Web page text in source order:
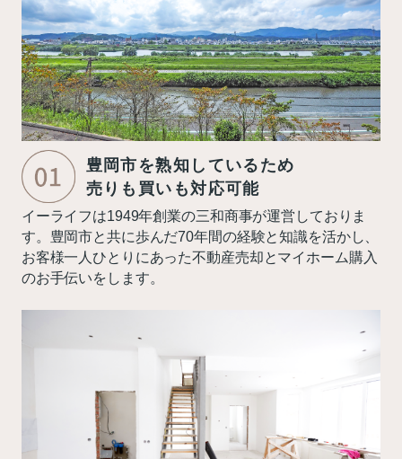
豊岡市を熟知しているため
売りも買いも対応可能
イーライフは1949年創業の三和商事が運営しておりま
す。豊岡市と共に歩んだ70年間の経験と知識を活かし、
お客様一人ひとりにあった不動産売却とマイホーム購入
のお手伝いをします。